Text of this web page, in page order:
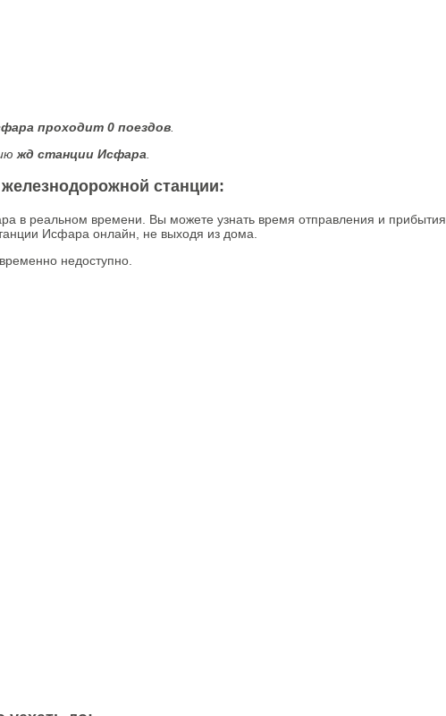
проходит 0 поездов
жд станции Исфара
станции:
в реальном времени. Вы можете узнать время отправления и прибытия
Исфара онлайн, не выходя из дома.
недоступно.